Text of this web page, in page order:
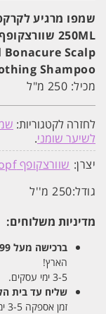
250ML שוורצקופף SCHWARZKOPF
Scalp
Shampoo
מכיל: 250 מ"ל
לחזרה לקטגוריות:
לשיער שומני.
יצרן: שוורצקופף Schwarzkopf
גודל:250 מ''ל
מדיניות משלוחים:
ברכישה מעל 199 ש"ח
הארץ!
3-5 ימי עסקים.
שליח עד בית
זמן אספקה 3-5 ימי עסקים.